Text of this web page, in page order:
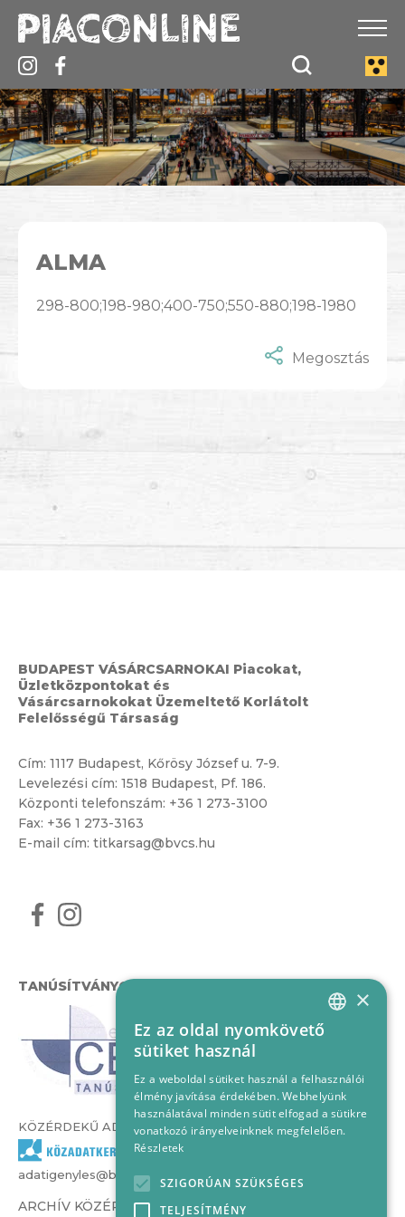
ALMA
298-800;198-980;400-750;550-880;198-1980
Megosztás
BUDAPEST VÁSÁRCSARNOKAI Piacokat,
Üzletközpontokat és
Vásárcsarnokokat Üzemeltető Korlátolt
Felelősségű Társaság
Cím: 1117 Budapest, Kőrösy József u. 7-9.
Levelezési cím: 1518 Budapest, Pf. 186.
Központi telefonszám: +36 1 273-3100
Fax: +36 1 273-3163
E-mail cím: titkarsag@bvcs.hu
TANÚSÍTVÁNYOK
KÖZÉRDEKŰ ADATOK
adatigenyles@bvcs.hu
ARCHÍV KÖZÉRDEKŰ ADATOK –
HUNGARIAN
×
Ez az oldal nyomkövető
sütiket használ
Ez a weboldal sütiket használ a felhasználói
élmény javítása érdekében. Webhelyünk
használatával minden sütit elfogad a sütikre
vonatkozó irányelveinknek megfelelően.
Részletek
SZIGORÚAN SZÜKSÉGES
TELJESÍTMÉNY